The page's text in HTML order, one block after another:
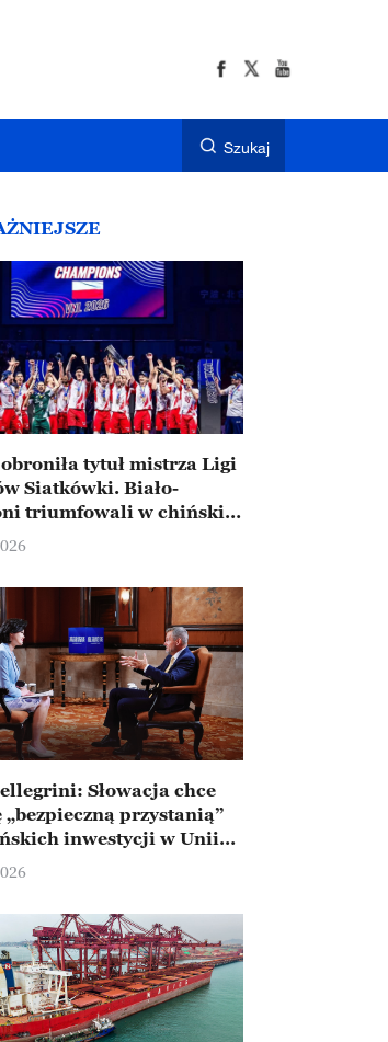
Szukaj
tytuł mistrza Ligi
Siatkówki. Biało-
triumfowali w chińskim
Słowacja chce
„bezpieczną przystanią”
inwestycji w Unii